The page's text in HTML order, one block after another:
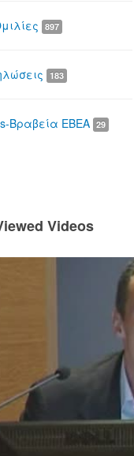
897
183
Βραβεία ΕΒΕΑ 29
Videos